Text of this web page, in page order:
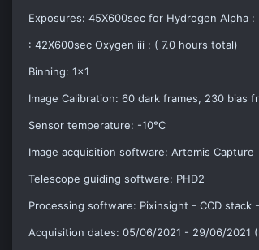
Exposures: 45X600sec for Hydrogen Alpha :
: 42X600sec Oxygen iii : ( 7.0 hours total)
Binning: 1x1
Image Calibration: 60 dark frames, 230 bias
Sensor temperature: -10°C
Image acquisition software: Artemis Capture
Telescope guiding software: PHD2
Processing software: Pixinsight - CCD stack
Acquisition dates: 05/06/2021 - 29/06/2021